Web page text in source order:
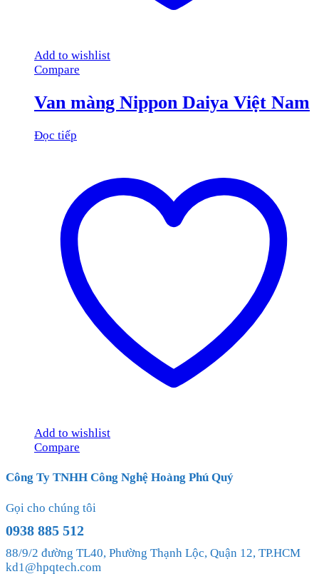
Add to wishlist
Compare
Van màng Nippon Daiya Việt Nam
Đọc tiếp
Add to wishlist
Compare
Công Ty TNHH Công Nghệ Hoàng Phú Quý
Gọi cho chúng tôi
0938 885 512
88/9/2 đường TL40, Phường Thạnh Lộc, Quận 12, TP.HCM
kd1@hpqtech.com